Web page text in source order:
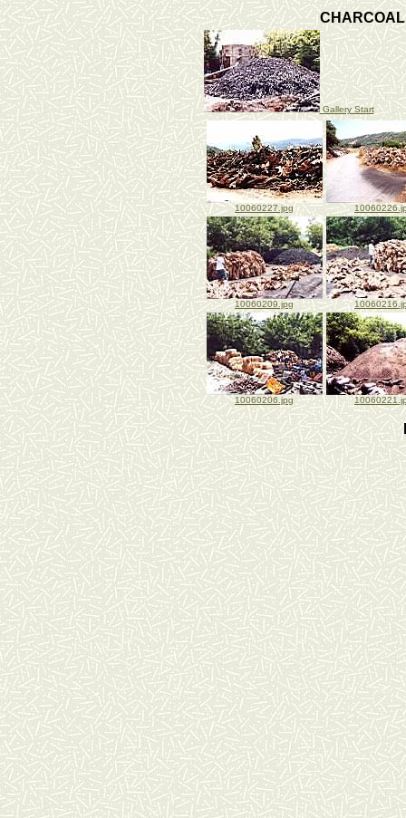
Gallery Start
10060227.jpg
10060209.jpg
10060206.jpg